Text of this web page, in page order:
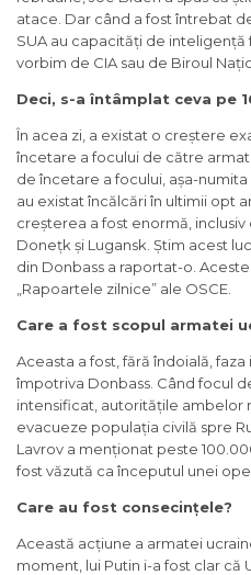
atace. Dar când a fost întrebat
SUA au capacități de inteligență
vorbim de CIA sau de Biroul
Deci, s-a întâmplat ceva pe
În acea zi, a existat o creștere
încetare a focului de către
de încetare a focului, așa-
au existat încălcări în ultimii opt
creșterea a fost enormă,
Donețk și Lugansk. Știm acest
din Donbass a raportat-o.
„Rapoartele zilnice” ale OSCE.
Care a fost scopul armatei
Aceasta a fost, fără îndoială,
împotriva Donbass. Când focul
intensificat, autoritățile ambelor
evacueze populația civilă spre
Lavrov a menționat peste
fost văzută ca începutul unei
Care au fost consecințele?
Această acțiune a armatei
moment, lui Putin i-a fost clar că